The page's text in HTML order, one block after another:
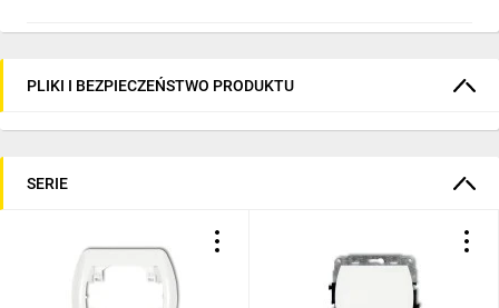
PLIKI I BEZPIECZEŃSTWO PRODUKTU
SERIE